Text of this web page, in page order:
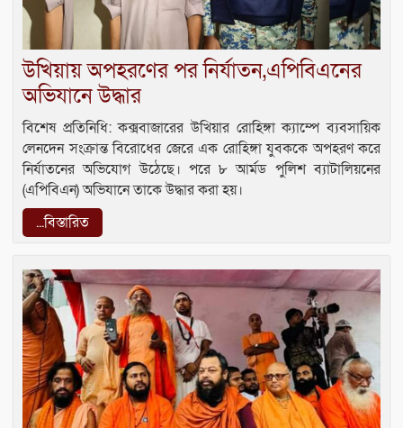
উখিয়ায় অপহরণের পর নির্যাতন,এপিবিএনের
অভিযানে উদ্ধার
বিশেষ প্রতিনিধি: কক্সবাজারের উখিয়ার রোহিঙ্গা ক্যাম্পে ব্যবসায়িক
লেনদেন সংক্রান্ত বিরোধের জেরে এক রোহিঙ্গা যুবককে অপহরণ করে
নির্যাতনের অভিযোগ উঠেছে। পরে ৮ আর্মড পুলিশ ব্যাটালিয়নের
(এপিবিএন) অভিযানে তাকে উদ্ধার করা হয়।
...বিস্তারিত